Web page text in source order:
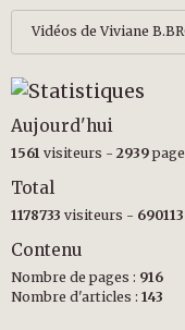
Vidéos de Viviane
Aujourd'hui
1561 visiteurs - 2939
Total
1178733 visiteurs -
Contenu
Nombre de pages : 916
Nombre d'articles : 143